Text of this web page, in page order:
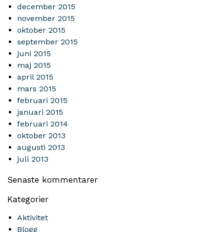
december 2015
november 2015
oktober 2015
september 2015
juni 2015
maj 2015
april 2015
mars 2015
februari 2015
januari 2015
februari 2014
oktober 2013
augusti 2013
juli 2013
Senaste kommentarer
Kategorier
Aktivitet
Blogg